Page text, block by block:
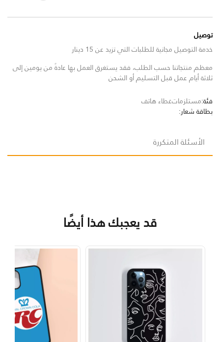
توصيل
خدمة التوصيل مجانية للطلبات التي تزيد عن 15 دينار
معظم منتجاتنا حسب الطلب، فقد يستغرق العمل بها عادةً من يومين إلى
ثلاثة أيام عمل قبل التسليم أو الشحن
فئة:مستلزماتغطاء هاتف
بطاقة شعار:
الأسئلة المتكررة
قد يعجبك هذا أيضًا